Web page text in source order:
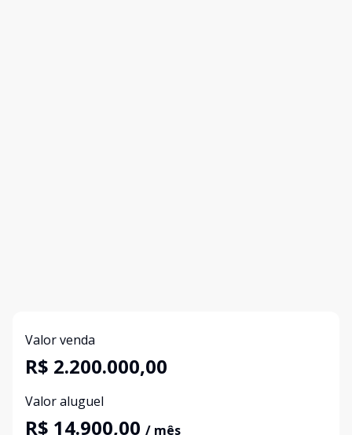
Valor venda
R$ 2.200.000,00
Valor aluguel
R$ 14.900,00 / mês